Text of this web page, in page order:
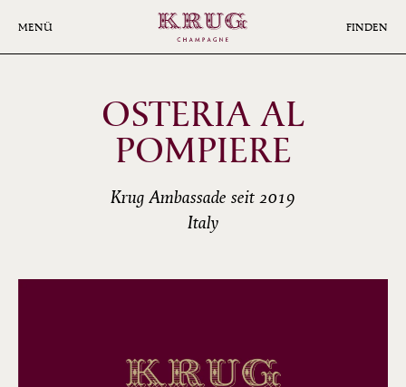
MENÜ FINDEN
OSTERIA AL
POMPIERE
Krug Ambassade seit 2019
Italy